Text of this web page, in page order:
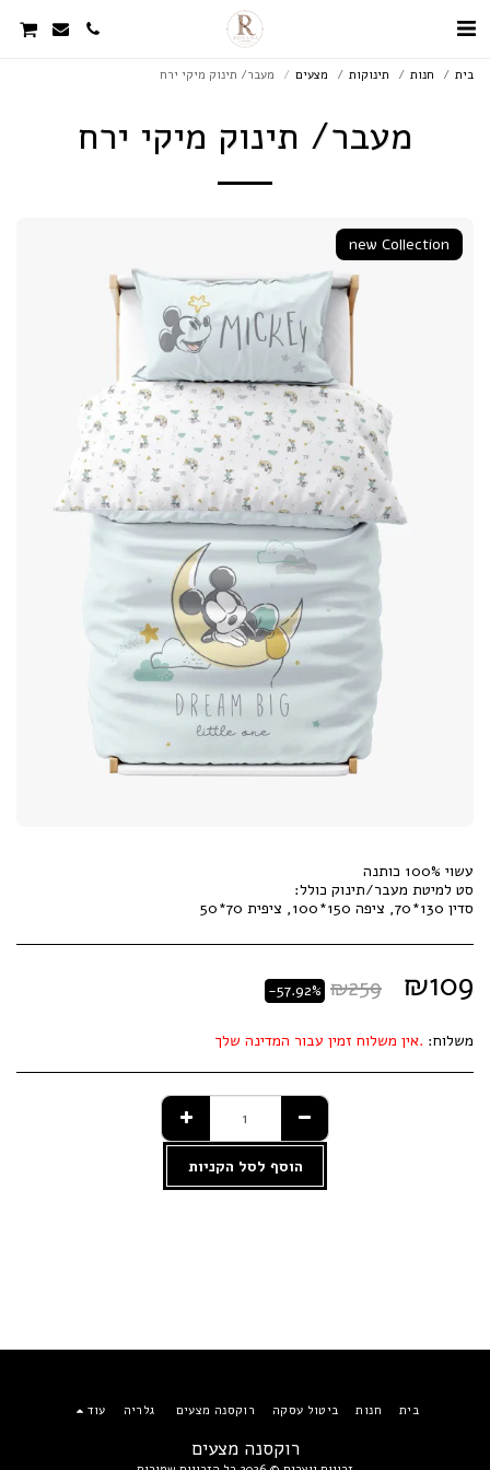
בית חנות תינוקות מצעים מעבר/ תינוק מיקי ירח
מעבר/ תינוק מיקי ירח
new Collection
סדין 130*70, ציפה 150*100, ציפית 70*50
₪109
₪259
-57.92%
משלוח: אין משלוח זמין עבור המדינה שלך.
הוסף לסל הקניות
רוקסנה מצעים
בית חנות ביטול עסקה רוקסנה מצעים גלריה עוד